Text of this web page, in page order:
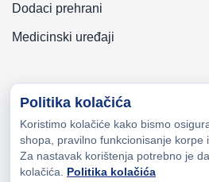
Dodaci prehrani
Medicinski uređaji
Copyright © 2026 Zeni-Lijek
Politika kolačića
Koristimo kolačiće kako bismo
shopa, pravilno funkcionisanje korpe
Za nastavak korištenja potrebno je
kolačića. Politika kolačića